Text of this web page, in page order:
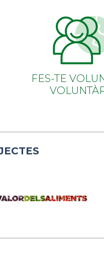
FES-TE